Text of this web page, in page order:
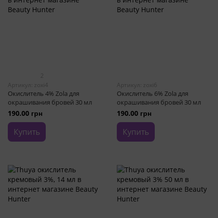
2
Артикул: zoxi4
Окислитель 4% Zola для
окрашивания бровей 30 мл
190.00 грн
Купить
Артикул: zoxi6
Окислитель 6% Zola для
окрашивания бровей 30 мл
190.00 грн
Купить